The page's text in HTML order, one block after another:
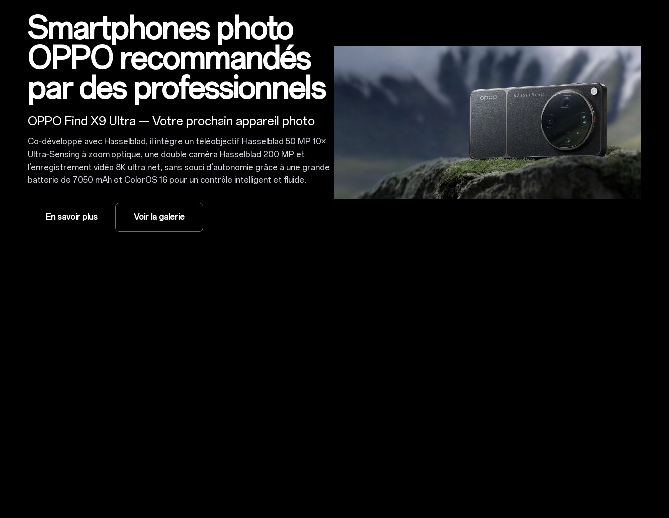
Smartphones photo
OPPO recommandés
par des professionnels
OPPO Find X9 Ultra — Votre prochain appareil photo
Co‑développé avec Hasselblad, il intègre un téléobjectif Hasselblad 50 MP 10×
Ultra‑Sensing à zoom optique, une double caméra Hasselblad 200 MP et
l’enregistrement vidéo 8K ultra net, sans souci d’autonomie grâce à une grande
batterie de 7050 mAh et ColorOS 16 pour un contrôle intelligent et fluide.
En savoir plus Voir la galerie